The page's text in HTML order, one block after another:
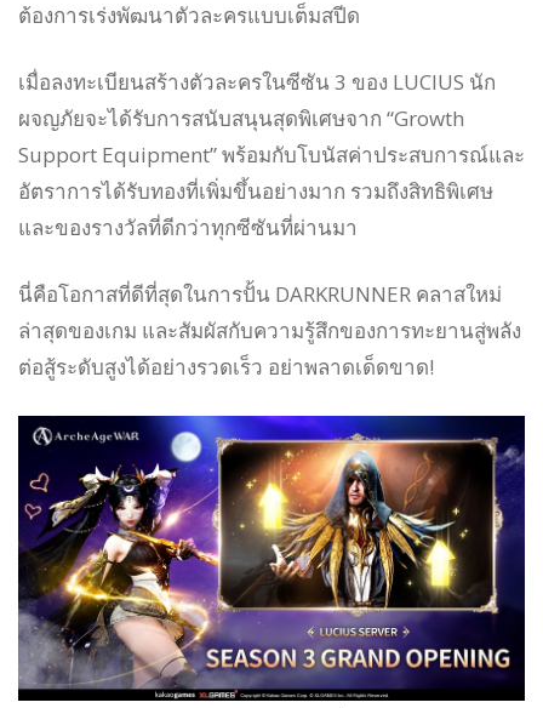
ต้องการเร่งพัฒนาตัวละครแบบเต็มสปีด
เมื่อลงทะเบียนสร้างตัวละครในซีซัน 3 ของ LUCIUS นัก
ผจญภัยจะได้รับการสนับสนุนสุดพิเศษจาก “Growth
Support Equipment” พร้อมกับโบนัสค่าประสบการณ์และ
อัตราการได้รับทองที่เพิ่มขึ้นอย่างมาก รวมถึงสิทธิพิเศษ
และของรางวัลที่ดีกว่าทุกซีซันที่ผ่านมา
นี่คือโอกาสที่ดีที่สุดในการปั้น DARKRUNNER คลาสใหม่
ล่าสุดของเกม และสัมผัสกับความรู้สึกของการทะยานสู่พลัง
ต่อสู้ระดับสูงได้อย่างรวดเร็ว อย่าพลาดเด็ดขาด!